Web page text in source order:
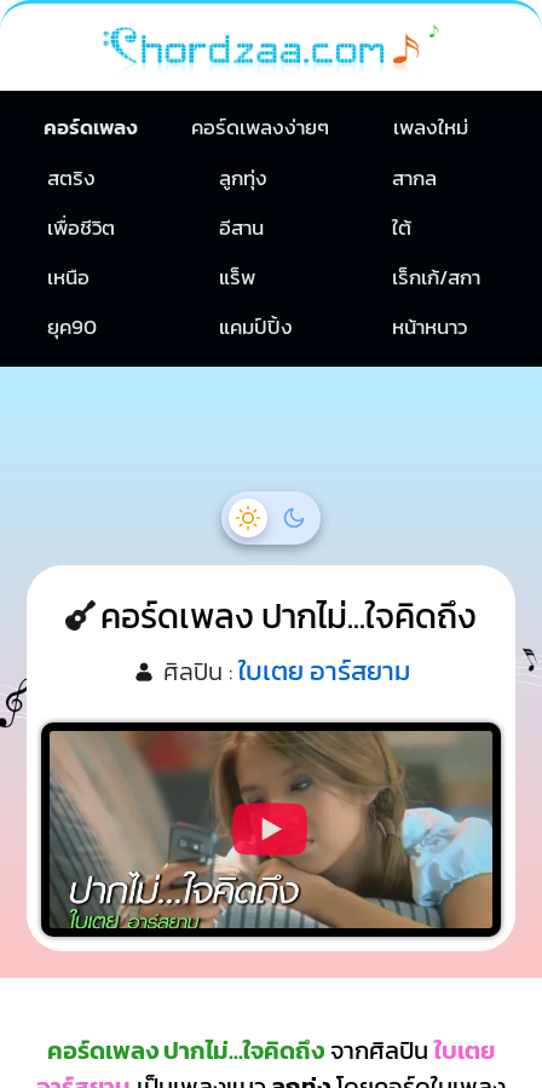
คอร์ดเพลง คอร์ดเพลงง่ายๆ
เพลงใหม่
สตริง
ลูกทุ่ง
สากล
เพื่อชีวิต
อีสาน
ใต้
เหนือ
แร็พ
เร็กเก้/สกา
ยุค90
แคมป์ปิ้ง หน้าหนาว
คอร์ดเพลง ปากไม่...ใจคิดถึง
ศิลปิน :ใบเตย อาร์สยาม
คอร์ดเพลง ปากไม่...ใจคิดถึง จากศิลปินใบเตย